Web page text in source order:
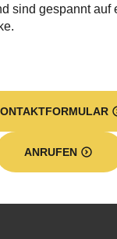
sind gespannt auf
ANRUFEN